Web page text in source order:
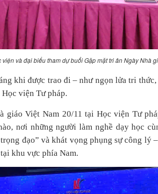
viện và đại biểu tham dự buổi Gặp mặt tri ân Ngày Nhà
khi được trao đi – như ngọn lửa tri
viện Tư pháp.
giáo Việt Nam 20/11 tại Học viện Tư
nơi những người làm nghề dạy học
đạo” và khát vọng phụng sự công lý
khu vực phía Nam.